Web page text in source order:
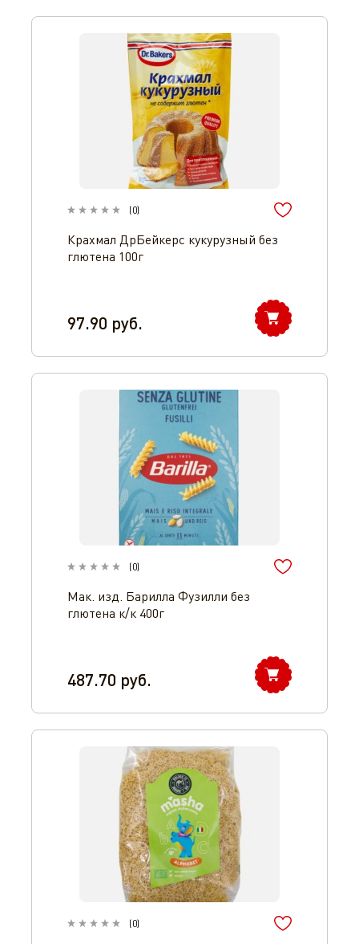
(0)
Крахмал ДрБейкерс кукурузный без
глютена 100г
97.90 руб.
(0)
Мак. изд. Барилла Фузилли без
глютена к/к 400г
487.70 руб.
(0)